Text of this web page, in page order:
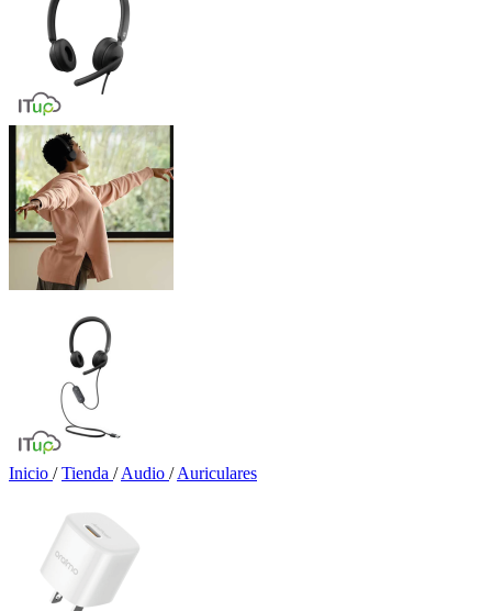
Inicio / Tienda / Audio / Auriculares